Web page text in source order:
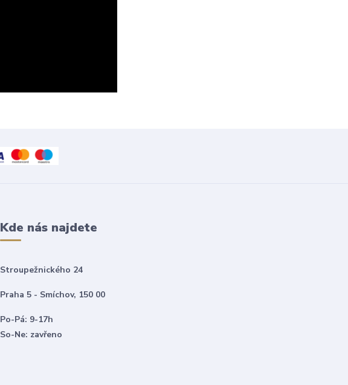
Kde nás najdete
Stroupežnického 24
Praha 5 - Smíchov, 150 00
Po-Pá: 9-17h
So-Ne: zavřeno